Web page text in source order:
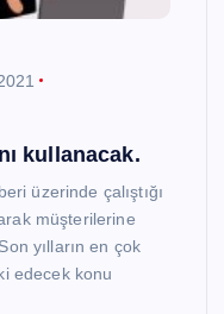
kullanacak.
üzerinde çalıştığı
müşterilerine
yılların en çok
edecek konu